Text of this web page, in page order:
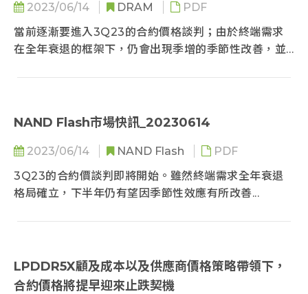
Centers
5. Recent Observations on Adoption of Liquid
Cooling Solutions Among Server Manufacturers
2023/06/14 DRAM
PDF
當前逐漸要進入3Q23的合約價格談判；由於終端需求
在全年衰退的框架下，仍會出現季增的季節性改善，並
NAND Flash市場快訊_20230614
2023/06/14 NAND Flash
PDF
3Q23的合約價談判即將開始。雖然終端需求全年衰退
格局確立，下半年仍有望因季節性效應有所改善...
LPDDR5X顧及成本以及供應商價格策略帶領下，
合約價格將提早迎來止跌契機